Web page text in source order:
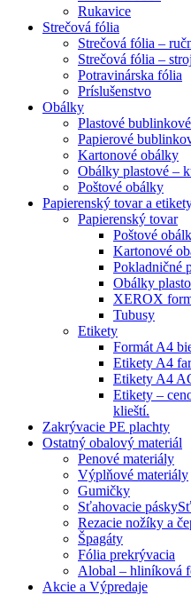
Rukavice
Strečová fólia
Strečová fólia –
Strečová fólia –
Potravinárska fólia
Príslušenstvo
Obálky
Plastové
Papierové
Kartonové obálky
Obálky plastové –
Poštové obálky
Papierenský tovar a
Papierenský tovar
Poštové
Kartonové
Pokladničné
Obálky
XEROX
Tubusy
Etikety
Formát A4
Etikety A4
Etikety A4
Etikety –
klieští.
Zakrývacie PE plachty
Ostatný obalový materiál
Penové materiály
Výplňové materiály
Gumičky
Sťahovacie pásky
Rezacie nožíky a
Špagáty
Fólia prekrývacia
Alobal – hliníková
Akcie a Výpredaje